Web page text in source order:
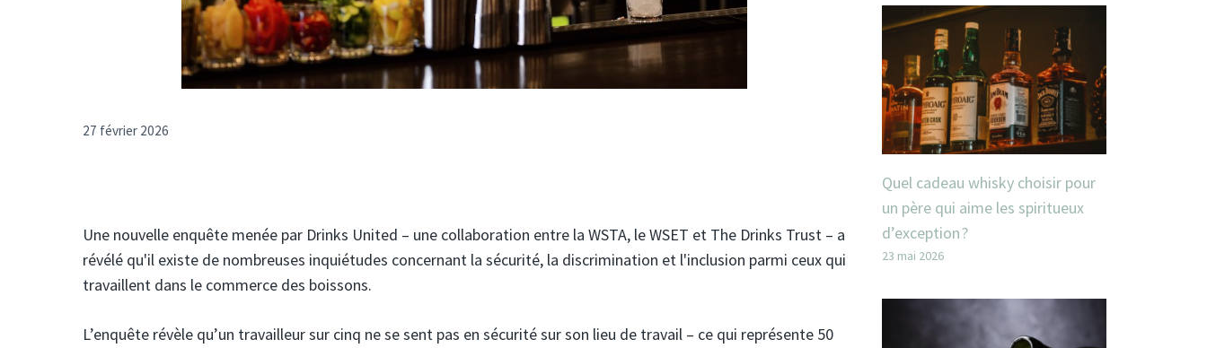
27 février 2026
Une nouvelle enquête menée par Drinks United – une collaboration entre la WSTA, le WSET et The Drinks Trust – a
révélé qu'il existe de nombreuses inquiétudes concernant la sécurité, la discrimination et l'inclusion parmi ceux qui
travaillent dans le commerce des boissons.
L’enquête révèle qu’un travailleur sur cinq ne se sent pas en sécurité sur son lieu de travail – ce qui représente 50
Quel cadeau whisky choisir pour
un père qui aime les spiritueux
d’exception ?
23 mai 2026